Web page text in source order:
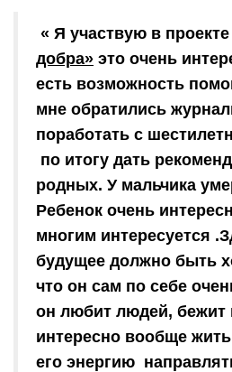
« Я участвую в проекте
добра» это очень
есть возможность
мне обратились
поработать с
по итогу дать
родных. У мальчика
Ребенок очень
многим интересуется
будущее должно быть
что он сам по себе
он любит людей, бежит
интересно вообще
его энергию